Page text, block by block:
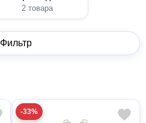
2 товара
Фильтр
-33%